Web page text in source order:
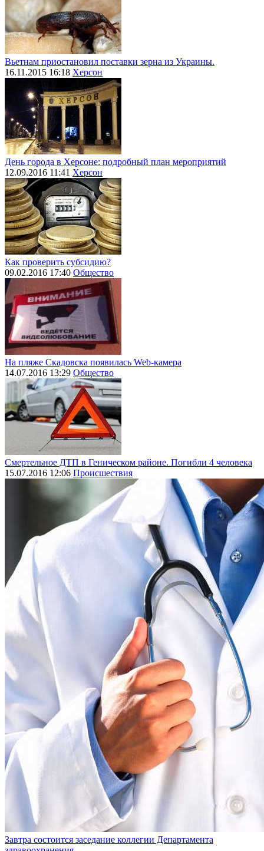
Вьетнам приостановил поставки зерна из Украины.
16.11.2015 16:18 Херсон
День города в Херсоне: подробный план мероприятий
12.09.2016 11:41 Херсон
Как проверить субсидию?
09.02.2016 17:40 Общество
На пляже Скадовска появилась Web-камера
14.07.2016 13:29 Общество
Смертельное ДТП в Геническом районе. Погибли 4 человека
15.07.2016 12:06 Происшествия
Завтра состоится заседание коллегии Департамента